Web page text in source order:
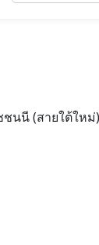
นนี (สายใต้ใหม่)